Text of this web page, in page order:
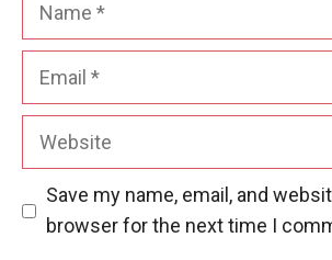
Website
Save my name, email, and
browser for the next time I